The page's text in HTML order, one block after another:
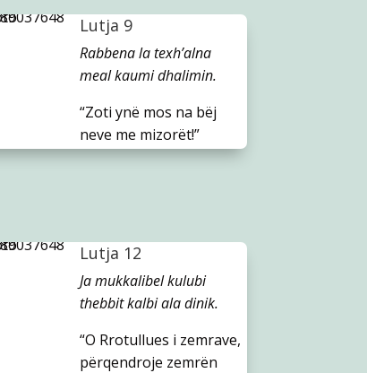
Lutja 9
Rabbena la texh’alna
meal kaumi dhalimin.
“Zoti ynë mos na bëj
neve me mizorët!”
Lutja 12
Ja mukkalibel kulubi
thebbit kalbi ala dinik.
“O Rrotullues i zemrave,
përqendroje zemrën